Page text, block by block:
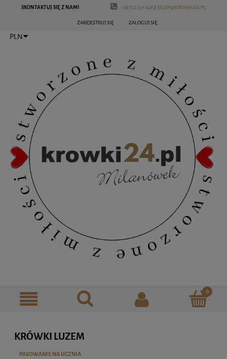
SKONTAKTUJ SIĘ Z NAMI +48 512 511 628/SKLEP@KROWKI24.PL
ZAREJESTRUJ SIĘ ZALOGUJ SIĘ
KRÓWKI LUZEM
PASOWANIE NA UCZNIA